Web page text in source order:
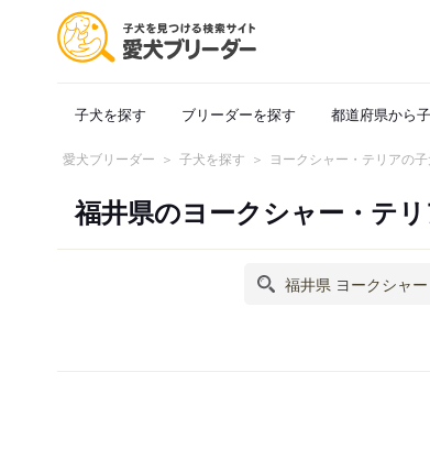
子犬を探す ブリーダーを探す 都道府県から
愛犬ブリーダー 子犬を探す ヨークシャー・テリアの
福井県のヨークシャー・テ